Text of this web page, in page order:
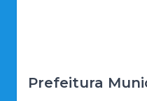
Prefeitura